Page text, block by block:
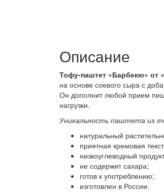
Описание
Тофу-паштет «Барбекю» от
на основе соевого сыра с
Он дополнит любой прием
нагрузки.
Уникальность паштета из
натуральный
приятная кремовая
низкоуглеводный
не содержит сахара;
готов к употреблению;
изготовлен в России.